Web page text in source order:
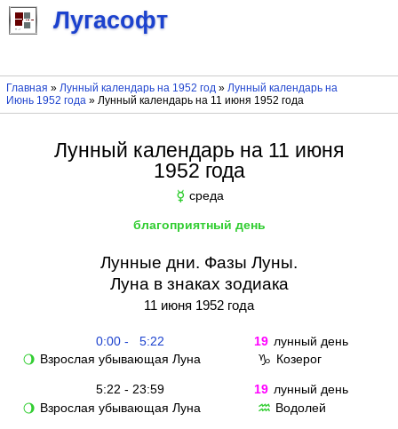
Лугасофт
Главная » Лунный календарь на 1952 год» Лунный календарь на
Июнь 1952 года» Лунный календарь на 11 июня 1952 года
Лунный календарь на 11 июня
1952 года
☿ среда
благоприятный день
Лунные дни. Фазы Луны.
Луна в знаках зодиака
11 июня 1952 года
0:00 - 5:22 19 лунный день
🌖 Взрослая убывающая Луна ♑ Козерог
5:22 - 23:59 19 лунный день
🌖 Взрослая убывающая Луна ♒ Водолей